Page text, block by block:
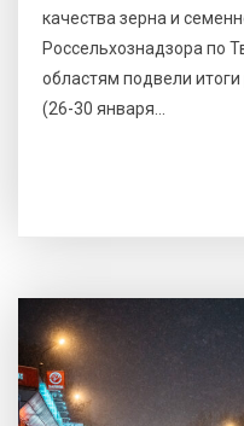
качества зерна и
Россельхознадзора по
областям подвели
(26-30 января...